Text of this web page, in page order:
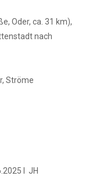
Oder, ca. 31 km),
nach
Ströme
I JH